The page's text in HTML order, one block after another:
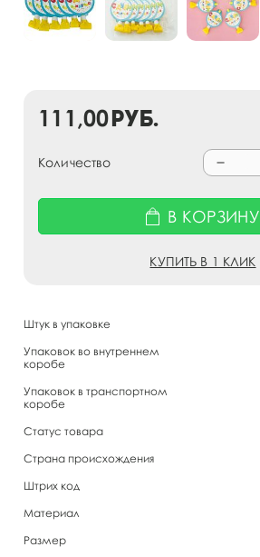
Штук в упаковке
Упаковок во внутреннем
коробе
Упаковок в транспортном
коробе
Статус товара
Страна происхождения
Штрих код
Материал
Размер
111,00руб.
Количество
В КОРЗИНУ
КУПИТЬ В 1 КЛИК